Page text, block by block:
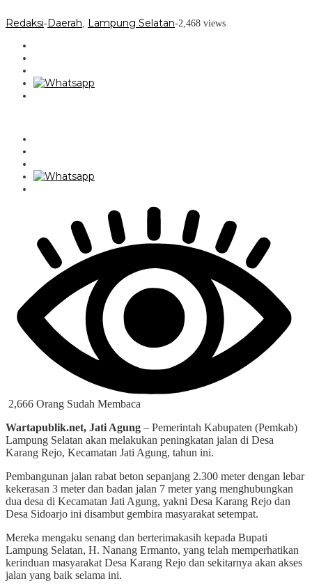
Redaksi-Daerah Lampung Selatan-2,468 views
2,666 Orang Sudah Membaca
Wartapublik.net, Jati Agung – Pemerintah Kabupaten (Pemkab)
Lampung Selatan akan melakukan peningkatan jalan di Desa
Karang Rejo, Kecamatan Jati Agung, tahun ini.
Pembangunan jalan rabat beton sepanjang 2.300 meter dengan lebar
kekerasan 3 meter dan badan jalan 7 meter yang menghubungkan
dua desa di Kecamatan Jati Agung, yakni Desa Karang Rejo dan
Desa Sidoarjo ini disambut gembira masyarakat setempat.
Mereka mengaku senang dan berterimakasih kepada Bupati
Lampung Selatan, H. Nanang Ermanto, yang telah memperhatikan
kerinduan masyarakat Desa Karang Rejo dan sekitarnya akan akses
jalan yang baik selama ini.